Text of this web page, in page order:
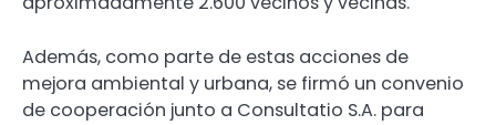
Además, como parte de estas acciones de
mejora ambiental y urbana, se firmó un convenio
de cooperación junto a Consultatio S.A. para